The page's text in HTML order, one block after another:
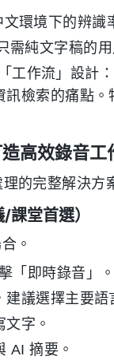
環境下的辨識
需純文字稿的
工作流」設計
檢索的痛點
高效錄音工
的完整解決方
堂首選）
。
「即時錄音」。
議選擇主要語
字。
AI 摘要。